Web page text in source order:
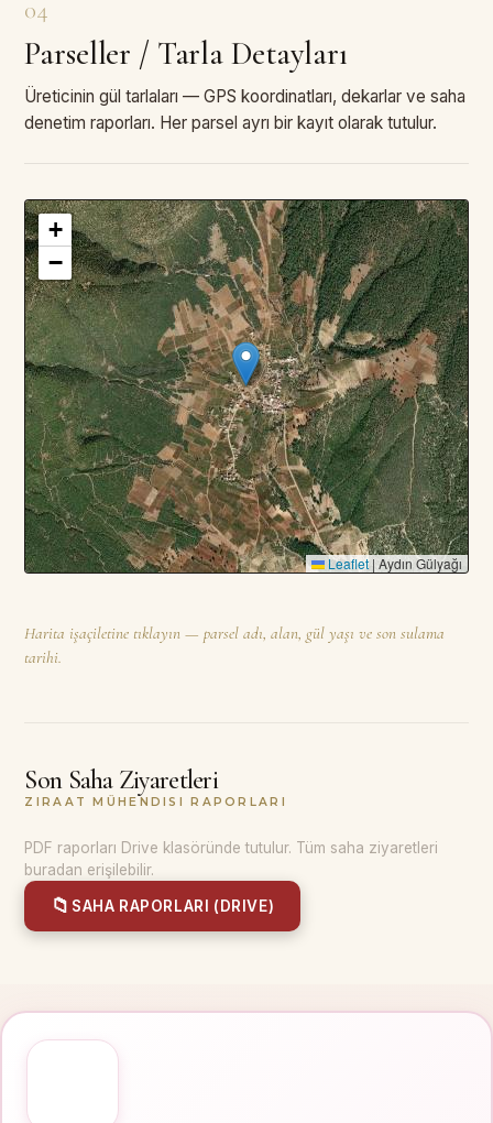
04
Parseller / Tarla Detayları
Üreticinin gül tarlaları — GPS koordinatları, dekarlar ve saha
denetim raporları. Her parsel ayrı bir kayıt olarak tutulur.
3 PARSEL · TOPLAM—DA
+
−
Leaflet | Aydın Gülyağı
Harita işaçiletine tıklayın — parsel adı, alan, gül yaşı ve son sulama
tarihi.
Son Saha Ziyaretleri
ZIRAAT MÜHENDISI RAPORLARI
PDF raporları Drive klasöründe tutulur. Tüm saha ziyaretleri
buradan erişilebilir.
📁 SAHA RAPORLARI (DRIVE)